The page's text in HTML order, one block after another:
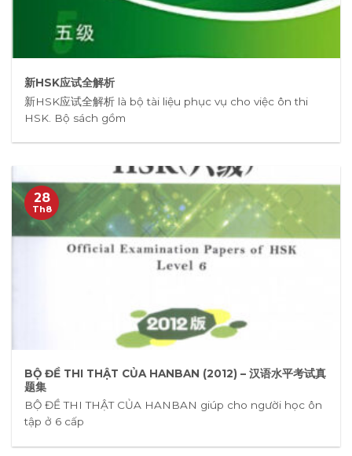
新HSK应试全解析
新HSK应试全解析 là bộ tài liệu phục vụ cho việc ôn thi
HSK. Bộ sách gồm
BỘ ĐỀ THI THẬT CỦA HANBAN (2012) – 汉语水平考试真
题集
BỘ ĐỀ THI THẬT CỦA HANBAN giúp cho người học ôn
tập ở 6 cấp
28
Th8